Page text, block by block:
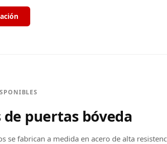
de puertas bóveda
se fabrican a medida en acero de alta